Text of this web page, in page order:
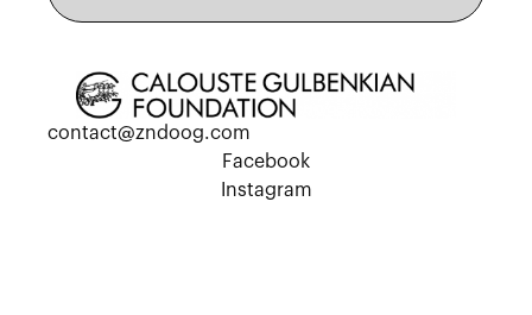
contact@zndoog.com
Facebook
Instagram